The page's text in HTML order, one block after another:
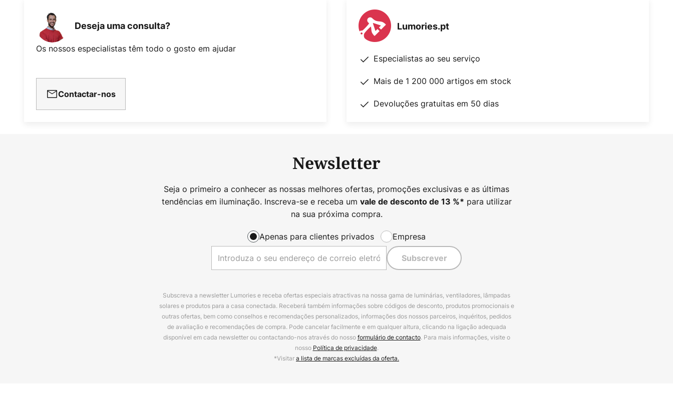
Deseja uma consulta?
Os nossos especialistas têm todo o gosto em ajudar
Contactar-nos
Lumories.pt
Especialistas ao seu serviço
Mais de 1 200 000 artigos em stock
Devoluções gratuitas em 50 dias
Newsletter
Seja o primeiro a conhecer as nossas melhores ofertas, promoções exclusivas e as últimas
tendências em iluminação. Inscreva-se e receba um vale de desconto de 13 %* para utilizar
na sua próxima compra.
Apenas para clientes privados Empresa
Subscrever
Subscreva a newsletter Lumories e receba ofertas especiais atractivas na nossa gama de luminárias, ventiladores, lâmpadas
solares e produtos para a casa conectada. Receberá também informações sobre códigos de desconto, produtos promocionais e
outras ofertas, bem como conselhos e recomendações personalizados, informações dos nossos parceiros, inquéritos, pedidos
de avaliação e recomendações de compra. Pode cancelar facilmente e em qualquer altura, clicando na ligação adequada
disponível em cada newsletter ou contactando-nos através do nossoformulário de contacto. Para mais informações, visite o
nosso Política de privacidade.
*Visitara lista de marcas excluídas da oferta.